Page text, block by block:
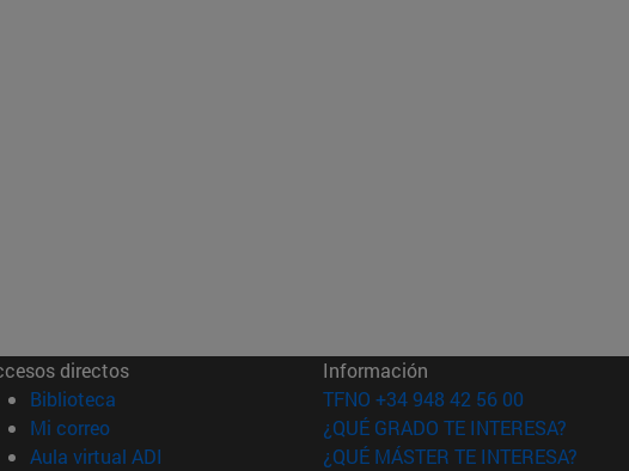
directos
Biblioteca (abre en nueva ventana)
Mi correo(abre en nueva ventana)
Aula virtual ADI (abre en nueva ventana)
Información
TFNO +34 948 42 56 00
¿QUÉ GRADO TE INTERESA?
¿QUÉ MÁSTER TE INTERESA?